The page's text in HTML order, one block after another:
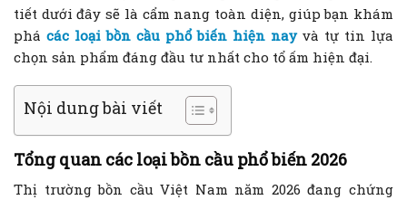
tiết dưới đây sẽ là cẩm nang toàn diện, giúp bạn khám
phá các loại bồn cầu phổ biến hiện nayvà tự tin lựa
chọn sản phẩm đáng đầu tư nhất cho tổ ấm hiện đại.
Nội dung bài viết
Tổng quan các loại bồn cầu phổ biến 2026
Thị trường bồn cầu Việt Nam năm 2026 đang chứng